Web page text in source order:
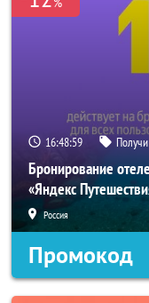
16:48:57
Бронирование
«Яндекс
Россия
Промокод